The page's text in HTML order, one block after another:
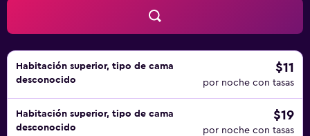
Habitación superior, tipo de cama
desconocido
$11
por noche con tasas
Habitación superior, tipo de cama
desconocido
$19
por noche con tasas